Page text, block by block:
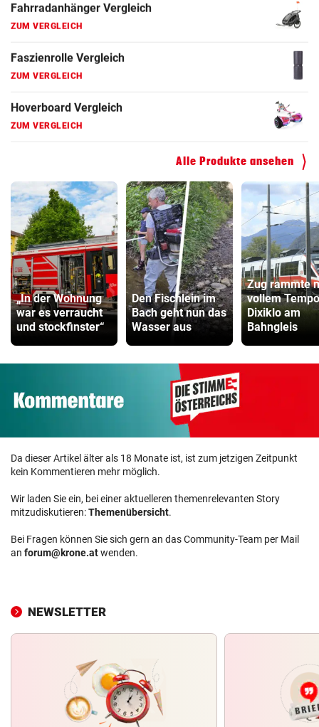
Faszienrolle Vergleich
ZUM VERGLEICH
Hoverboard Vergleich
ZUM VERGLEICH
Kinderfahrrad Vergleich
ZUM VERGLEICH
Alle Produkte ansehen
„In der Wohnung
war es verraucht
und stockfinster“
Den Fischlein im
Bach geht nun das
Wasser aus
Zug rammte
vollem Tempo
Dixiklo am
Bahngleis
Da dieser Artikel älter als 18 Monate ist, ist zum jetzigen Zeitpunkt
kein Kommentieren mehr möglich.
Wir laden Sie ein, bei einer aktuelleren themenrelevanten Story
mitzudiskutieren:Themenübersicht.
Bei Fragen können Sie sich gern an das Community-Team per Mail
an forum@krone.atwenden.
NEWSLETTER